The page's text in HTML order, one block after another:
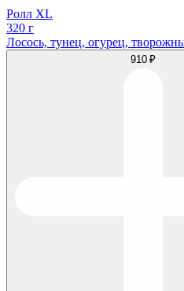
Ролл XL
320 г
Лосось, тунец, огурец,
910 ₽